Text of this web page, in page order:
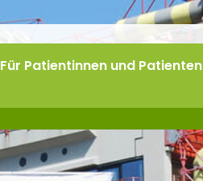
Für Patientinnen und Patienten